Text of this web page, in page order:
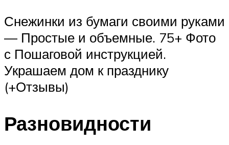
Снежинки из бумаги своими руками
— Простые и объемные. 75+ Фото
с Пошаговой инструкцией.
Украшаем дом к празднику
(+Отзывы)
Разновидности